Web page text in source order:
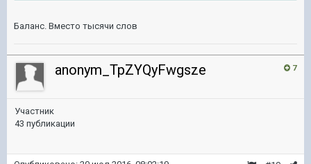
Баланс. Вместо тысячи слов
7
anonym_TpZYQyFwgsze
Участник
43 публикации